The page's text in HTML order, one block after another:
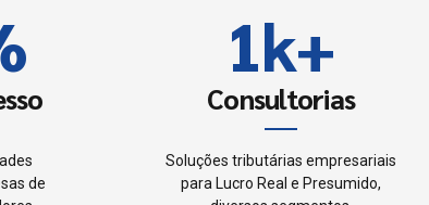
de
1
2
3
k+
Consultorias
Soluções tributárias empresariais
para Lucro Real e Presumido,